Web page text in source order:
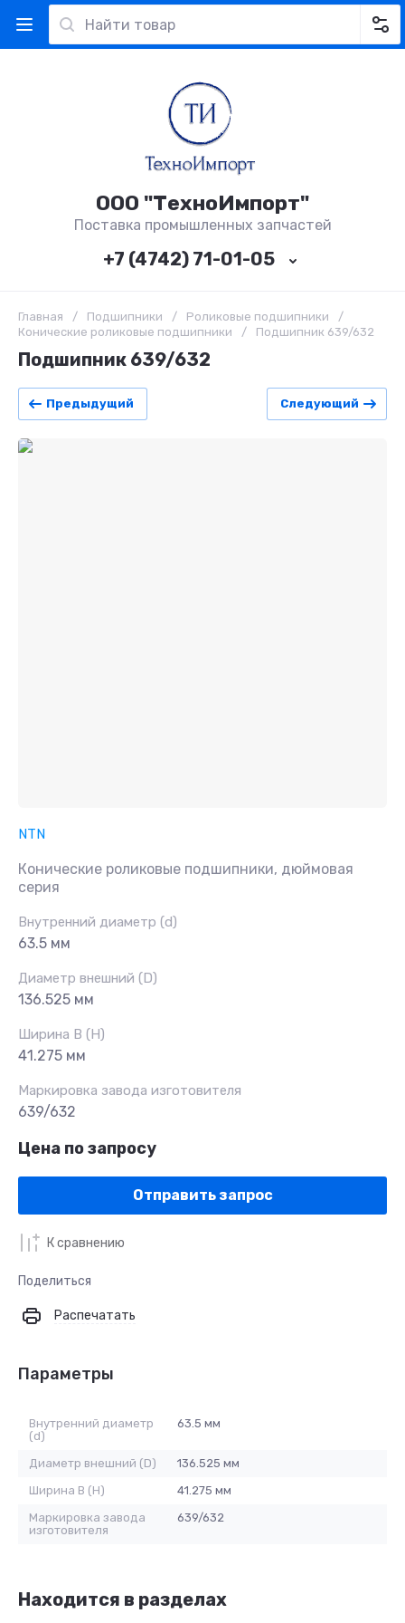
ООО "ТехноИмпорт"
Поставка промышленных запчастей
+7 (4742) 71-01-05
Главная / Подшипники / Роликовые подшипники
/
Конические роликовые подшипники
/ Подшипник 639/632
Подшипник 639/632
Предыдущий Следующий
NTN
Конические роликовые подшипники, дюймовая
серия
Внутренний диаметр (d)
63.5 мм
Диаметр внешний (D)
136.525 мм
Ширина B (H)
41.275 мм
Маркировка завода изготовителя
639/632
Цена по запросу
Отправить запрос
К сравнению
Поделиться
Распечатать
Параметры
Внутренний диаметр
(d)
63.5 мм
Диаметр внешний (D)
136.525 мм
Ширина B (H)
41.275 мм
Маркировка завода
изготовителя
639/632
Находится в разделах